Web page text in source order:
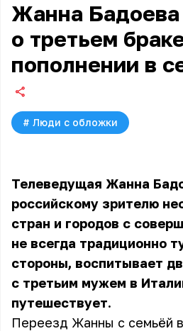
Жанна Бадоева
о третьем
пополнении в
# Люди с обложки
Телеведущая Жанна
российскому зрителю
стран и городов с
не всегда традиционно
стороны, воспитывает
с третьим мужем в
путешествует.
Переезд Жанны с семьёй